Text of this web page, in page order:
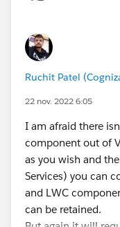
Ruchit Patel
22 nov. 2022 6:05
I am afraid there
component out of
as you wish and
Services) you can
and LWC
can be retained.